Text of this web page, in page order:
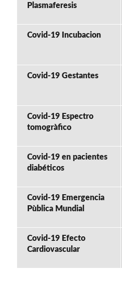
Plasmaferesis
Covid-19 Incubacion
Covid-19 Gestantes
Covid-19 Espectro
tomogràfico
Covid-19 en pacientes
diabéticos
Covid-19 Emergencia
Pùblica Mundial
Covid-19 Efecto
Cardiovascular